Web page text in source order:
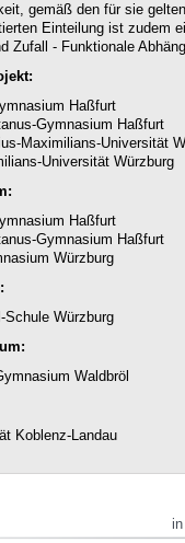
gemäß den für sie
Einteilung ist zudem
Zufall - Funktionale
Haßfurt
Gymnasium Haßfurt
Maximilians-Universität
Universität Würzburg
Haßfurt
Gymnasium Haßfurt
Würzburg
Schule Würzburg
Waldbröl
Koblenz-Landau